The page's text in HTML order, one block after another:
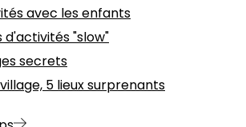
avec les enfants
d'activités "slow"
secrets
5 lieux surprenants